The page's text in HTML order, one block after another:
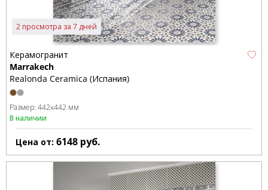
2 просмотра за 7 дней
Керамогранит
Marrakech
Realonda Ceramica (Испания)
Размер: 442x442 мм
В наличии
Цена от: 6148 руб.